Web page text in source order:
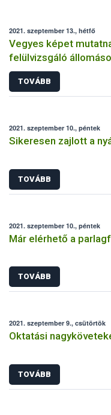
2021. szeptember 13., hétfő
Vegyes képet
felülvizsgáló
eredményei
TOVÁBB
2021. szeptember 10., péntek
Sikeresen zajlott a
TOVÁBB
2021. szeptember 10., péntek
Már elérhető a
TOVÁBB
2021. szeptember 9., csütörtök
Oktatási
TOVÁBB